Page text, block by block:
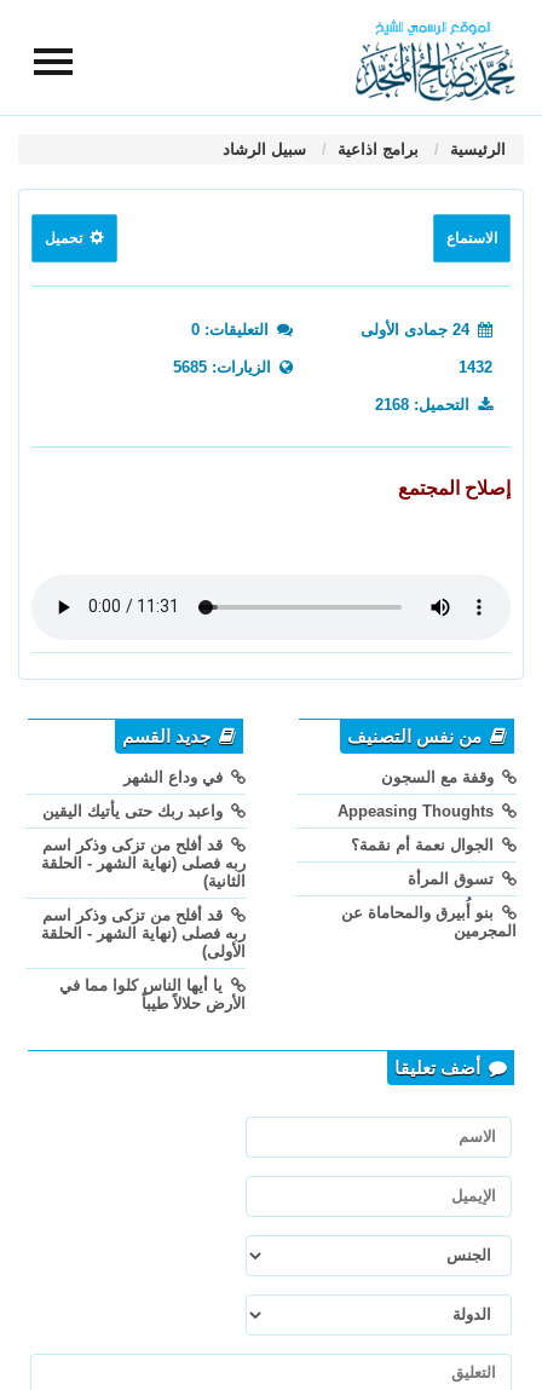
الرئيسية برامج اذاعية سبيل الرشاد
الاستماع تحميل
24 جمادى الأولى
1432
التعليقات: 0
الزيارات: 5685
التحميل: 2168
إصلاح المجتمع
من نفس التصنيف
وقفة مع السجون
الجوال نعمة أم نقمة؟
تسوق المرأة
بنو أُبيرق والمحاماة عن
المجرمين
جديد القسم
في وداع الشهر
واعبد ربك حتى يأتيك اليقين
قد أفلح من تزكى وذكر اسم
ربه فصلى (نهاية الشهر - الحلقة
الثانية)
قد أفلح من تزكى وذكر اسم
ربه فصلى (نهاية الشهر - الحلقة
الأولى)
يا أيها الناس كلوا مما في
الأرض حلالاً طيباً
أضف تعليقا